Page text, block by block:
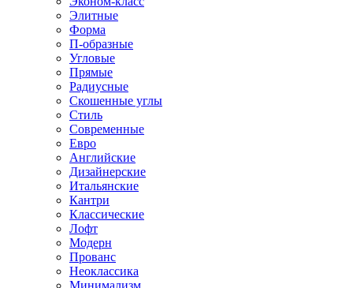
Элитные
Форма
П-образные
Угловые
Прямые
Радиусные
Скошенные углы
Стиль
Современные
Евро
Английские
Дизайнерские
Итальянские
Кантри
Классические
Лофт
Модерн
Прованс
Неоклассика
Минимализм